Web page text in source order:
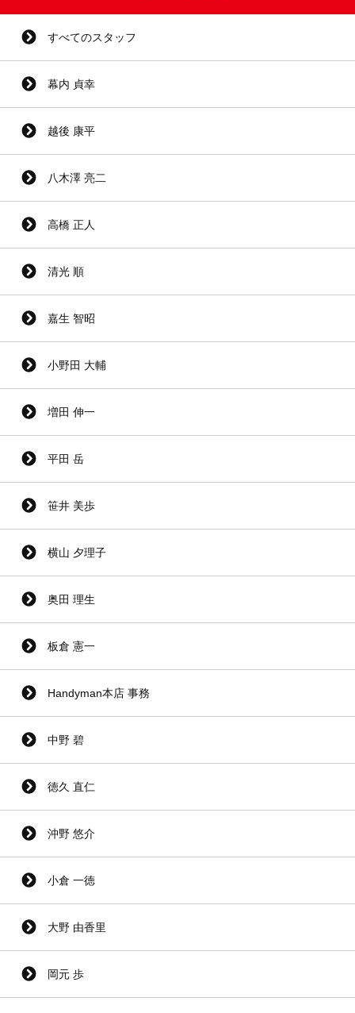
すべてのスタッフ
幕内 貞幸
越後 康平
八木澤 亮二
高橋 正人
清光 順
嘉生 智昭
小野田 大輔
増田 伸一
平田 岳
笹井 美歩
横山 夕理子
奥田 理生
板倉 憲一
Handyman本店 事務
中野 碧
徳久 直仁
沖野 悠介
小倉 一徳
大野 由香里
岡元 歩